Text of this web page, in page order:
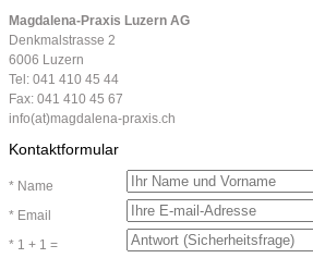
Magdalena-Praxis Luzern AG
Denkmalstrasse 2
6006 Luzern
Tel: 041 410 45 44
Fax: 041 410 45 67
info(at)magdalena-praxis.ch
Kontaktformular
* Name
* Email
* 1 + 1 =